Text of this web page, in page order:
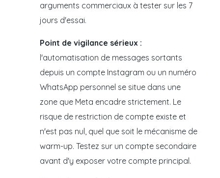
arguments commerciaux à tester sur les 7
jours d'essai.
Point de vigilance sérieux :
l'automatisation de messages sortants
depuis un compte Instagram ou un numéro
WhatsApp personnel se situe dans une
zone que Meta encadre strictement. Le
risque de restriction de compte existe et
n'est pas nul, quel que soit le mécanisme de
warm-up. Testez sur un compte secondaire
avant d'y exposer votre compte principal.